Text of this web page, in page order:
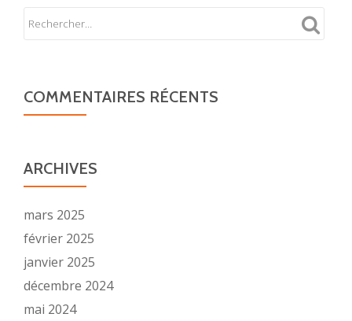
changent
COMMENTAIRES RÉCENTS
ARCHIVES
mars 2025
février 2025
janvier 2025
décembre 2024
mai 2024